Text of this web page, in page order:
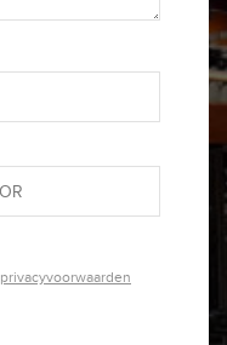
privacyvoorwaarden